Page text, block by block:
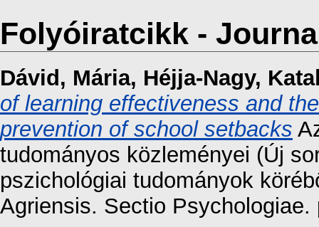
Folyóiratcikk -
Dávid, Mária, Héjja-Nagy,
of learning effectiveness and
prevention of school setbacks
tudományos közleményei (Új
pszichológiai tudományok
Agriensis. Sectio Psychologiae.